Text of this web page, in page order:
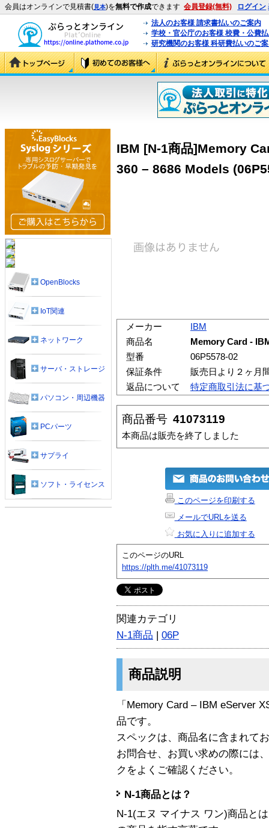
会員はオンラインで見積書(見本)を無料で作成できます 会員登録(無料) ログイン
法人のお客様 請求書払いのご案内
学校・官公庁のお客様 校費・公費
研究機関のお客様 科研費払いのご
IBM [N-1商品]Memory
360 – 8686 Models
メーカー
IBM
商品名
Memory Card -
型番
06P5578-02
保証条件
販売日より２ヶ月
返品について
特定商取引法に基
商品番号 41073119
本商品は販売を終了しました
このページを印刷する
メールでURLを送る
お気に入りに追加する
このページのURL
https://plth.me/41073119
関連カテゴリ
N-1商品 | 06P
商品説明
「Memory Card – IBM eServer
品です。
スペックは、商品名に含まれて
お問合せ、お買い求めの際には
クをよくご確認ください。
N-1商品とは？
N-1(エヌ マイナス ワン)商品と
OpenBlocks
IoT関連
ネットワーク
サーバ・ストレージ
パソコン・周辺機器
PCパーツ
サプライ
ソフト・ライセンス